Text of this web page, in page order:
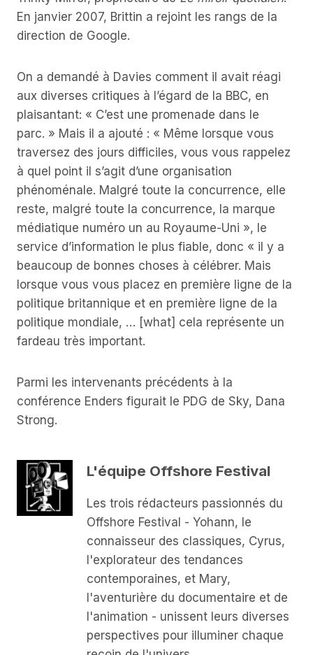
En janvier 2007, Brittin a rejoint les rangs de la
direction de Google.
On a demandé à Davies comment il avait réagi
aux diverses critiques à l’égard de la BBC, en
plaisantant: « C’est une promenade dans le
parc. » Mais il a ajouté : « Même lorsque vous
traversez des jours difficiles, vous vous rappelez
à quel point il s’agit d’une organisation
phénoménale. Malgré toute la concurrence, elle
reste, malgré toute la concurrence, la marque
médiatique numéro un au Royaume-Uni », le
service d’information le plus fiable, donc « il y a
beaucoup de bonnes choses à célébrer. Mais
lorsque vous vous placez en première ligne de la
politique britannique et en première ligne de la
politique mondiale, … [what] cela représente un
fardeau très important.
Parmi les intervenants précédents à la
conférence Enders figurait le PDG de Sky, Dana
Strong.
L'équipe Offshore Festival
Les trois rédacteurs passionnés du
Offshore Festival - Yohann, le
connaisseur des classiques, Cyrus,
l'explorateur des tendances
contemporaines, et Mary,
l'aventurière du documentaire et de
l'animation - unissent leurs diverses
perspectives pour illuminer chaque